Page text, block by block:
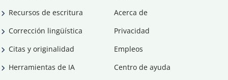
Recursos de escritura
Corrección lingüística
Citas y originalidad
Herramientas de IA
Acerca de
Privacidad
Empleos
Centro de ayuda